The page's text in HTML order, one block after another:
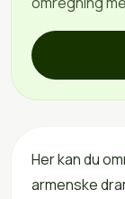
Her kan du
armenske